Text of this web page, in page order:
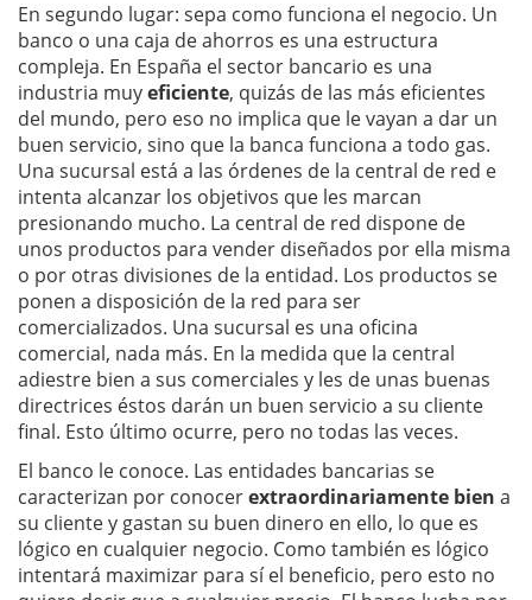
En segundo lugar: sepa como funciona el negocio. Un
banco o una caja de ahorros es una estructura
compleja. En España el sector bancario es una
industria muyeficiente, quizás de las más eficientes
del mundo, pero eso no implica que le vayan a dar un
buen servicio, sino que la banca funciona a todo gas.
Una sucursal está a las órdenes de la central de red e
intenta alcanzar los objetivos que les marcan
presionando mucho. La central de red dispone de
unos productos para vender diseñados por ella misma
o por otras divisiones de la entidad. Los productos se
ponen a disposición de la red para ser
comercializados. Una sucursal es una oficina
comercial, nada más. En la medida que la central
adiestre bien a sus comerciales y les de unas buenas
directrices éstos darán un buen servicio a su cliente
final. Esto último ocurre, pero no todas las veces.
El banco le conoce. Las entidades bancarias se
caracterizan por conocerextraordinariamente bien a
su cliente y gastan su buen dinero en ello, lo que es
lógico en cualquier negocio. Como también es lógico
intentará maximizar para sí el beneficio, pero esto no